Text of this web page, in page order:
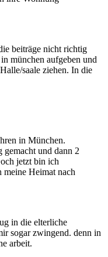
beiträge nicht richtig
münchen aufgeben und
saale ziehen. In die
in München.
gemacht und dann 2
jetzt bin ich
Heimat nach
in die elterliche
sogar zwingend. denn in
arbeit.